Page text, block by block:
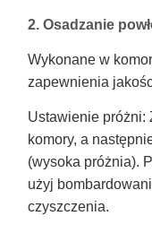
2. Osadzanie
Wykonane w
zapewnienia
Ustawienie próżni:
komory, a
(wysoka próżnia).
użyj
czyszczenia.